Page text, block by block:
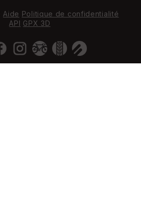
Aide Politique de confidentialité
API GPX 3D